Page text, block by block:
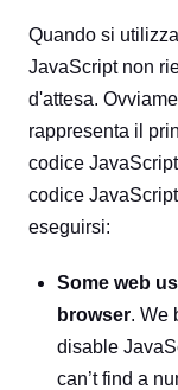
Quando si
JavaScript non
d'attesa.
rappresenta il
codice
codice
eseguirsi:
Some web
browser. We
disable
can’t find a